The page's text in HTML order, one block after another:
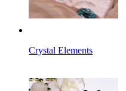
Crystal Elements